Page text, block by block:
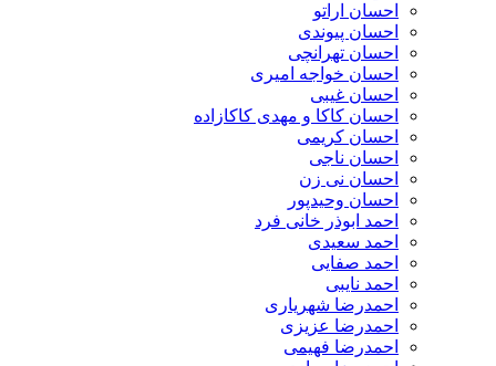
احسان اراتو
احسان پیوندی
احسان تهرانچی
احسان خواجه امیری
احسان غیبی
احسان کاکا و مهدی کاکازاده
احسان کریمی
احسان ناجی
احسان نی زن
احسان وحیدپور
احمد ابوذر خانی فرد
احمد سعیدی
احمد صفایی
احمد نایبی
احمدرضا شهریاری
احمدرضا عزیزی
احمدرضا فهیمی